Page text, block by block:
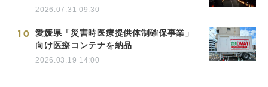
2026.07.31 09:30
10
愛媛県「災害時医療提供体制確保事業」
向け医療コンテナを納品
2026.03.19 14:00